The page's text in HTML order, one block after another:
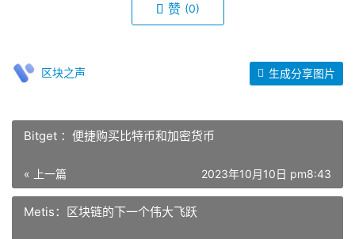
赞 (0)
区块之声 生成分享图片
Bitget ：便捷购买比特币和加密货币
« 上一篇 2023年10月10日 pm8:43
Metis：区块链的下一个伟大飞跃